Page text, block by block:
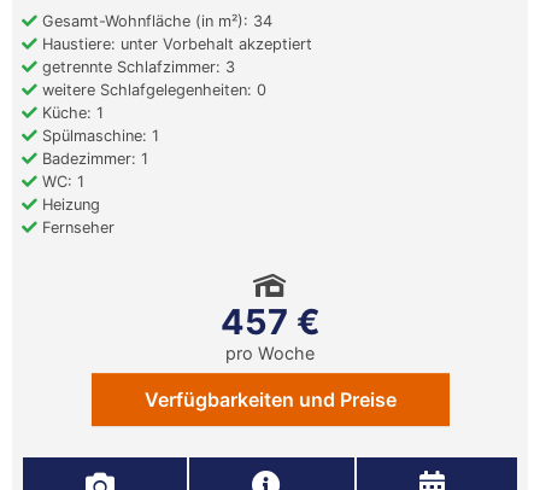
Gesamt-Wohnfläche (in m²): 34
Haustiere: unter Vorbehalt akzeptiert
getrennte Schlafzimmer: 3
weitere Schlafgelegenheiten: 0
Küche: 1
Spülmaschine: 1
Badezimmer: 1
WC: 1
Heizung
Fernseher
457 €
pro Woche
Verfügbarkeiten und Preise